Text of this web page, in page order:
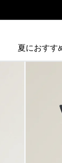
夏におすす